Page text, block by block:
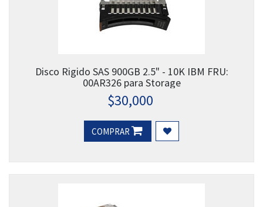
Disco Rigido SAS 900GB 2.5" - 10K IBM FRU:
00AR326 para Storage
$30,000
COMPRAR